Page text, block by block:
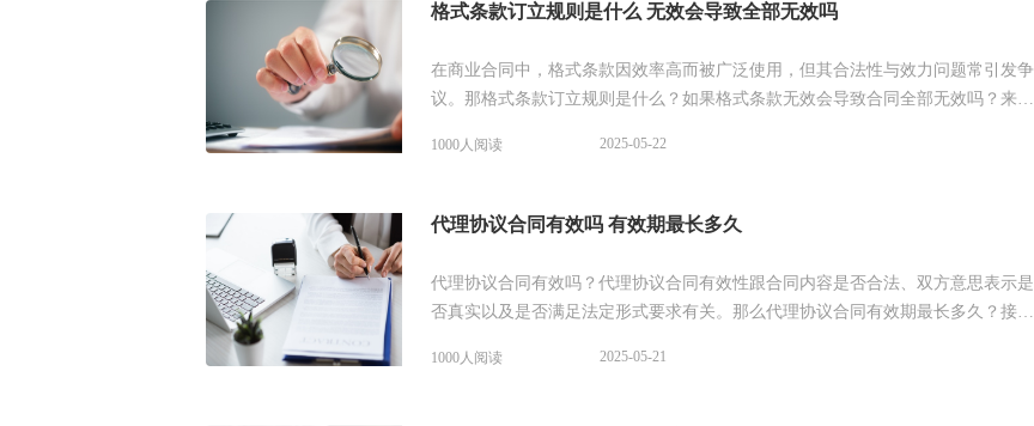
格式条款订立规则是什么 无效会导致全部无效吗
在商业合同中，格式条款因效率高而被广泛使用，但其合法性与效力问题常引发争
议。那格式条款订立规则是什么？如果格式条款无效会导致合同全部无效吗？来看
1000人阅读 2025-05-22
代理协议合同有效吗 有效期最长多久
代理协议合同有效吗？代理协议合同有效性跟合同内容是否合法、双方意思表示是
否真实以及是否满足法定形式要求有关。那么代理协议合同有效期最长多久？接下
1000人阅读 2025-05-21